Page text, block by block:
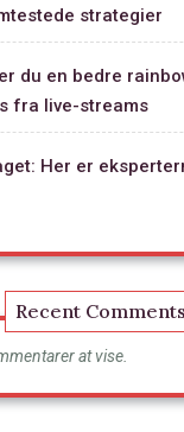
strategier
du en bedre
fra live-streams
Her er
Recent Comments
at vise.